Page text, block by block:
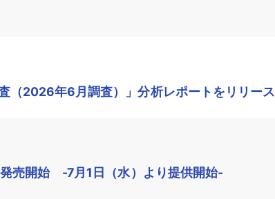
（2026年6月調査）」分析レポートをリリース
売開始 -7月1日（水）より提供開始-